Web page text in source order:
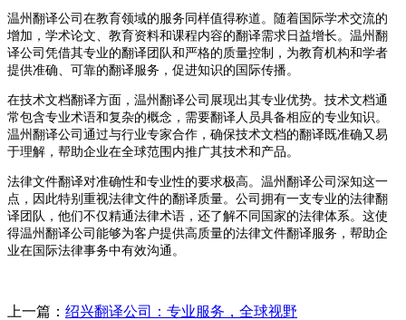
温州翻译公司在教育领域的服务同样值得称道。随着国际学术交流的
增加，学术论文、教育资料和课程内容的翻译需求日益增长。温州翻
译公司凭借其专业的翻译团队和严格的质量控制，为教育机构和学者
提供准确、可靠的翻译服务，促进知识的国际传播。
在技术文档翻译方面，温州翻译公司展现出其专业优势。技术文档通
常包含专业术语和复杂的概念，需要翻译人员具备相应的专业知识。
温州翻译公司通过与行业专家合作，确保技术文档的翻译既准确又易
于理解，帮助企业在全球范围内推广其技术和产品。
法律文件翻译对准确性和专业性的要求极高。温州翻译公司深知这一
点，因此特别重视法律文件的翻译质量。公司拥有一支专业的法律翻
译团队，他们不仅精通法律术语，还了解不同国家的法律体系。这使
得温州翻译公司能够为客户提供高质量的法律文件翻译服务，帮助企
业在国际法律事务中有效沟通。
上一篇： 绍兴翻译公司：专业服务，全球视野